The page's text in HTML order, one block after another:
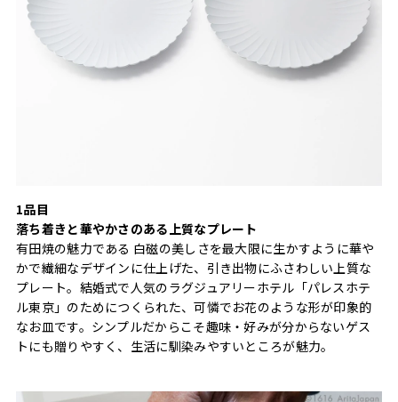
1品目
落ち着きと華やかさのある上質なプレート
有田焼の魅力である 白磁の美しさを最大限に生かすように華や
かで繊細なデザインに仕上げた、引き出物にふさわしい上質な
プレート。結婚式で人気のラグジュアリーホテル「パレスホテ
ル東京」のためにつくられた、可憐でお花のような形が印象的
なお皿です。シンプルだからこそ趣味・好みが分からないゲス
トにも贈りやすく、生活に馴染みやすいところが魅力。